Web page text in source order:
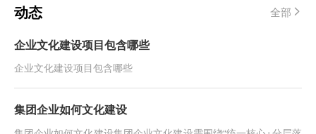
动态 全部
企业文化建设项目包含哪些
企业文化建设项目包含哪些
集团企业如何文化建设